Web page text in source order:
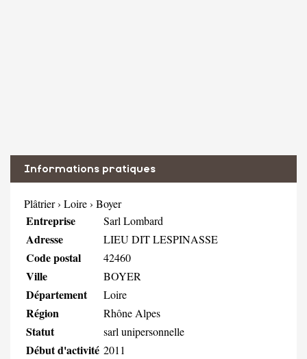
Informations pratiques
Plâtrier› Loire› Boyer
Entreprise Sarl Lombard
Adresse LIEU DIT LESPINASSE
Code postal 42460
Ville BOYER
Département Loire
Région Rhône Alpes
Statut sarl unipersonnelle
Début d'activité 2011